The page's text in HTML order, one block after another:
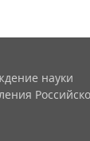
науки